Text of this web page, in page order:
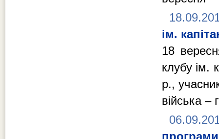
ім.
18
клубу ім.
р.,
війська –